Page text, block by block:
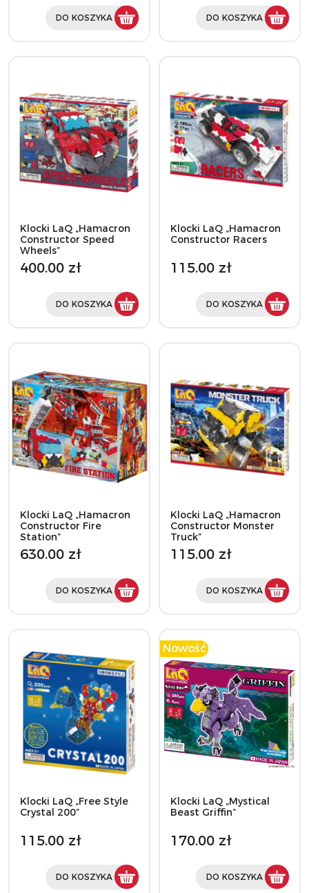
DO KOSZYKA DO KOSZYKA
Klocki LaQ „Hamacron
Constructor Speed
Wheels”
400.00 zł
DO KOSZYKA
Klocki LaQ „Hamacron
Constructor Racers
115.00 zł
DO KOSZYKA
Klocki LaQ „Hamacron
Constructor Fire
Station”
630.00 zł
DO KOSZYKA
Klocki LaQ „Hamacron
Constructor Monster
Truck”
115.00 zł
DO KOSZYKA
Klocki LaQ „Free Style
Crystal 200”
115.00 zł
DO KOSZYKA
Nowość
Klocki LaQ „Mystical
Beast Griffin”
170.00 zł
DO KOSZYKA